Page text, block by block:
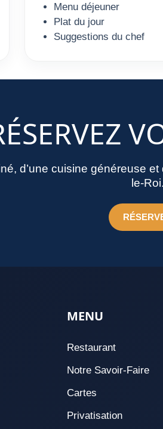
Menu déjeuner
Plat du jour
Suggestions du chef
d’une cuisine généreuse
le-Roi.
MENU
Restaurant
Notre Savoir-Faire
Cartes
Privatisation